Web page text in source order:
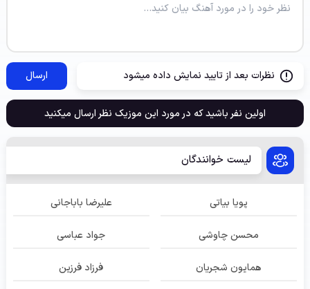
نظرات بعد از تایید نمایش داده میشود ارسال
اولین نفر باشید که در مورد این موزیک نظر ارسال میکنید
لیست خوانندگان
پویا بیاتی علیرضا باباجانی
محسن چاوشی جواد عباسی
همایون شجریان فرزاد فرزین